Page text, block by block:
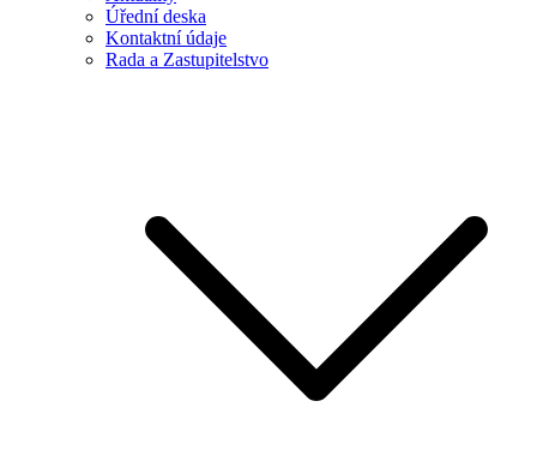
Úřední deska
Kontaktní údaje
Rada a Zastupitelstvo